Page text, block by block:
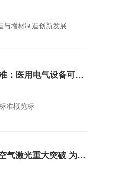
日举办
与增材制造创新发展
：医用电气设备可用
准概览标
气激光重大突破 为高
新路径